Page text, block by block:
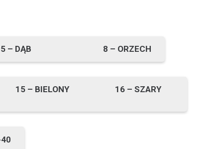
8 – ORZECH
BIELONY 16 – SZARY